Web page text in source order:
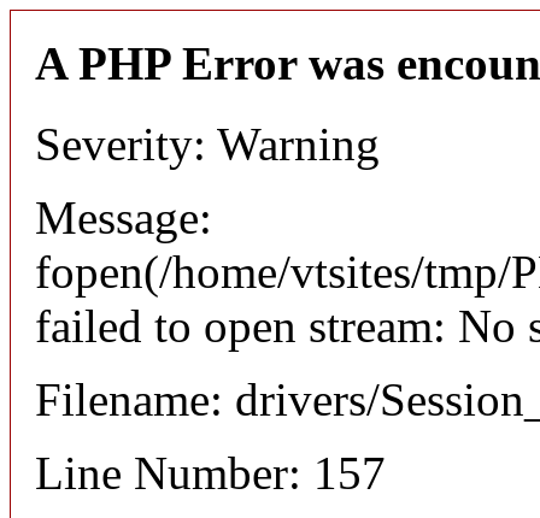
A PHP Error was
Severity: Warning
Message:
fopen(/home/vtsites/tmp/
failed to open stream: No
Filename: drivers/
Line Number: 157